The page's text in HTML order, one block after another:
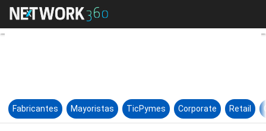
Los españoles gastaron
Fabricantes Mayoristas TicPymes Corporate Retail